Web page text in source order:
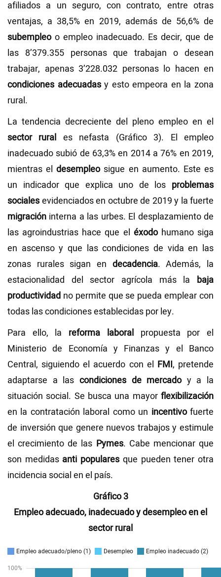
afiliados a un seguro, con contrato, entre otras
ventajas, a 38,5% en 2019, además de 56,6% de
subempleoo empleo inadecuado. Es decir, que de
las 8’379.355 personas que trabajan o desean
trabajar, apenas 3’228.032 personas lo hacen en
condiciones adecuadasy esto empeora en la zona
rural.
La tendencia decreciente del pleno empleo en el
sector rural es nefasta (Gráfico 3). El empleo
inadecuado subió de 63,3% en 2014 a 76% en 2019,
mientras eldesempleosigue en aumento. Este es
un indicador que explica uno de los problemas
sociales evidenciados en octubre de 2019 y la fuerte
migración interna a las urbes. El desplazamiento de
las agroindustrias hace que el éxodohumano siga
en ascenso y que las condiciones de vida en las
zonas rurales sigan en decadencia. Además, la
estacionalidad del sector agrícola más la baja
productividad no permite que se pueda emplear con
todas las condiciones establecidas por ley.
Para ello, la reforma laboralpropuesta por el
Ministerio de Economía y Finanzas y el Banco
Central, siguiendo el acuerdo con el FMI, pretende
adaptarse a las condiciones de mercadoy a la
situación social. Se busca una mayor flexibilización
en la contratación laboral como un incentivofuerte
de inversión que genere nuevos trabajos y estimule
el crecimiento de las Pymes. Cabe mencionar que
son medidas anti populares que pueden tener otra
incidencia social en el país.
Gráfico 3
Empleo adecuado, inadecuado y desempleo en el
sector rural